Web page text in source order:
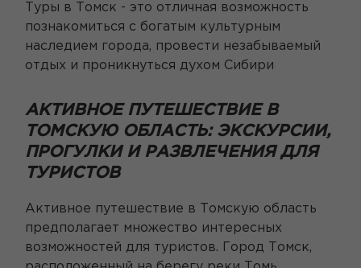
Туры в Томск - это отличная возможность
познакомиться с богатым культурным
наследием города, провести незабываемый
отдых и проникнуться духом Сибири
АКТИВНОЕ ПУТЕШЕСТВИЕ В
ТОМСКУЮ ОБЛАСТЬ: ЭКСКУРСИИ,
ПРОГУЛКИ И РАЗВЛЕЧЕНИЯ ДЛЯ
ТУРИСТОВ
Активное путешествие в Томскую область
предполагает множество интересных
возможностей для туристов. Город Томск,